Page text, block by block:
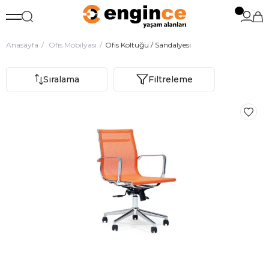
Anasayfa Ofis Mobilyası Ofis Koltuğu / Sandalyesi
Filtreleme
Sıralama